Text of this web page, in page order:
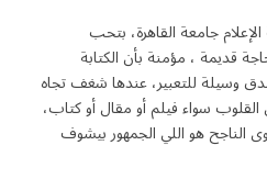
جامعة القاهرة، بتحب
قديمة ، مؤمنة بأن الكتابة
وسيلة للتعبير، عندها شغف تجاه
سواء فيلم أو مقال أو كتاب،
الناجح هو اللي الجمهور بيشوف